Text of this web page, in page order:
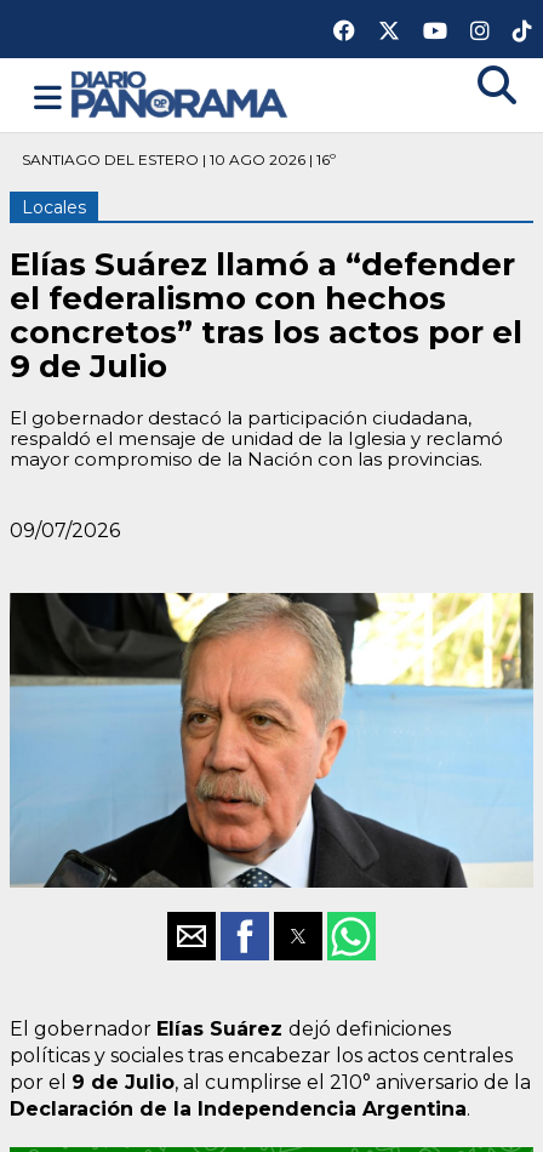
SANTIAGO DEL ESTERO | 10 AGO 2026 | 16º
Locales
Elías Suárez llamó a “defender
el federalismo con hechos
concretos” tras los actos por el
9 de Julio
El gobernador destacó la participación ciudadana,
respaldó el mensaje de unidad de la Iglesia y reclamó
mayor compromiso de la Nación con las provincias.
09/07/2026
El gobernador Elías Suárez dejó definiciones
políticas y sociales tras encabezar los actos centrales
por el 9 de Julio, al cumplirse el 210° aniversario de la
Declaración de la Independencia Argentina.